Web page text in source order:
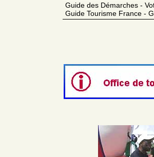
Guide des Démarches -
Guide Tourisme France -